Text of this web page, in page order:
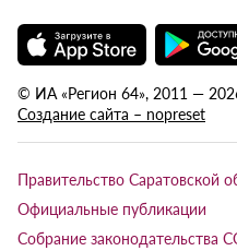
© ИА «Регион 64», 2011 —
Создание сайта – nopreset
Правительство Саратовской
Официальные публикации
Собрание законодательства